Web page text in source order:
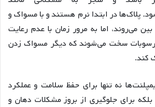
. پلاک‌ها در ابتدا نرم هستند و با مسواک و
می‌روند، اما به مرور زمان با عدم رعایت
سخت می‌شوند که دیگر مسواک زدن
کند.
نه تنها برای حفظ سلامت و عملکرد
برای جلوگیری از بروز مشکلات دهان و